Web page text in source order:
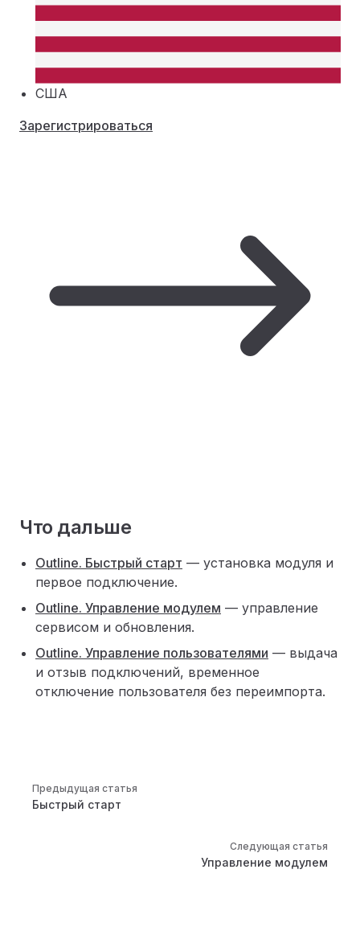
США
Зарегистрироваться
Что дальше
Outline. Быстрый старт — установка модуля и
первое подключение.
Outline. Управление модулем — управление
сервисом и обновления.
Outline. Управление пользователями — выдача
и отзыв подключений, временное
отключение пользователя без переимпорта.
Pager
Предыдущая статья
Быстрый старт
Следующая статья
Управление модулем